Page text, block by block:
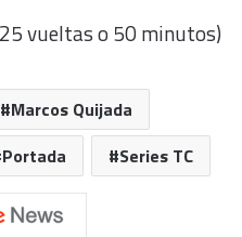
vueltas o 50 minutos)
Marcos Quijada
Portada Series TC